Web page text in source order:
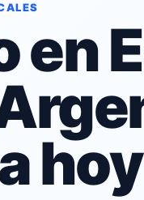
en
hoy